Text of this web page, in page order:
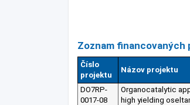
Zoznam financovaných
Číslo
projektu
Názov projektu
DO7RP-
0017-08
Organocatalytic
high yielding